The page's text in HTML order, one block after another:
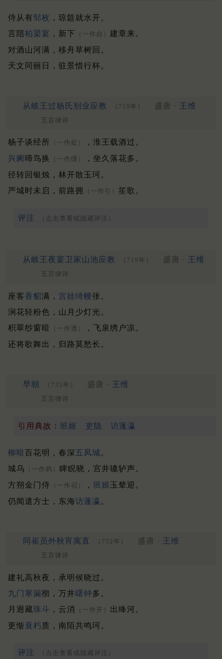
侍从有邹枚 ，琼筵就水开。
言陪柏梁宴 ，新下 （一作自） 建章来。
对酒山河满，移舟草树回。
天文同丽日，驻景惜行杯。
从岐王过杨氏别业应教 （719年） 盛唐 · 王维
五言律诗
杨子谈经所 （一作处）
，淮王载酒过。
兴阑 啼鸟换 （一作缓）
，坐久落花多。
径转回银烛，林开散玉珂。
严城时未启，前路拥
（一作引） 笙歌。
评注 （点击查看或隐藏评注）
从岐王夜宴卫家山池应教 （719年） 盛唐 · 王维
五言律诗
座客香貂满， 宫娃绮幔张。
涧花轻粉色，山月少灯光。
积翠纱窗暗
（一作透）
，飞泉绣户凉。
还将歌舞出，归路莫愁长。
早朝 （735年） 盛唐 · 王维
五言律诗
引用典故： 班姬 吏隐 访蓬瀛
柳暗百花明，春深五凤城 。
城乌
（一作鸦） 睥睨晓，宫井辘轳声。
方朔金门侍 （一作召） ， 班姬玉辇迎。
仍闻遣方士，东海访蓬瀛 。
同崔员外秋宵寓直 （752年） 盛唐 · 王维
五言律诗
建礼高秋夜，承明候晓过。
九门 寒漏彻，万井曙钟 多。
月迥藏珠斗 ，云消 （一作开） 出绛河。
更惭衰朽 质，南陌共鸣珂。
评注 （点击查看或隐藏评注）